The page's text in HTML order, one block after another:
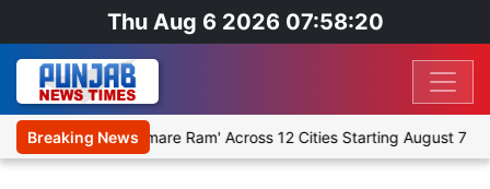
Thu Aug 6 2026 07:58:20
Breaking News
Religious Play 'Humare Ram' Across 12 Cities Starting August 7